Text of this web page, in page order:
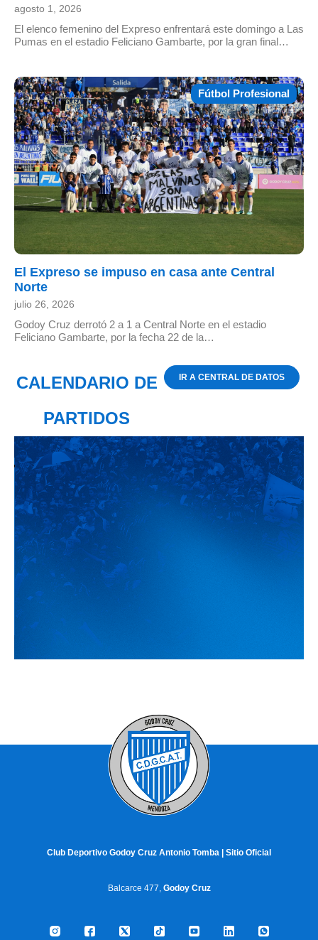
agosto 1, 2026
El elenco femenino del Expreso enfrentará este domingo a Las
Pumas en el estadio Feliciano Gambarte, por la gran final…
Fútbol Profesional
El Expreso se impuso en casa ante Central
Norte
julio 26, 2026
Godoy Cruz derrotó 2 a 1 a Central Norte en el estadio
Feliciano Gambarte, por la fecha 22 de la…
CALENDARIO DE
PARTIDOS
IR A CENTRAL DE DATOS
Club Deportivo Godoy Cruz Antonio Tomba | Sitio Oficial
Balcarce 477, Godoy Cruz